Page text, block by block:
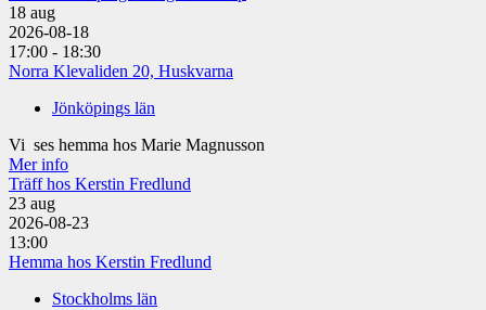
18 aug
2026-08-18
17:00 - 18:30
Norra Klevaliden 20, Huskvarna
Jönköpings län
Vi ses hemma hos Marie Magnusson
Mer info
Träff hos Kerstin Fredlund
23 aug
2026-08-23
13:00
Hemma hos Kerstin Fredlund
Stockholms län